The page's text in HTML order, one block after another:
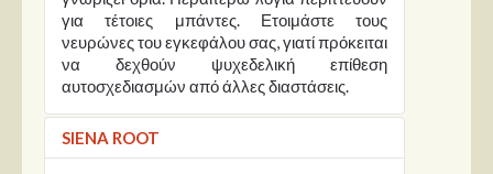
για τέτοιες μπάντες. Ετοιμάστε τους
νευρώνες του εγκεφάλου σας, γιατί πρόκειται
να δεχθούν ψυχεδελική επίθεση
αυτοσχεδιασμών από άλλες διαστάσεις.
SIENA ROOT